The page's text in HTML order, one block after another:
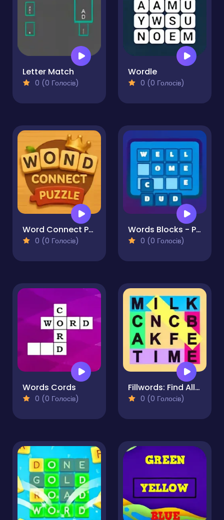
Letter Match
0 (0 Голосів)
Wordle
0 (0 Голосів)
Word Connect Puzzle
0 (0 Голосів)
Words Blocks - Puzzle
0 (0 Голосів)
Words Cords
0 (0 Голосів)
Fillwords: Find All the Words
0 (0 Голосів)